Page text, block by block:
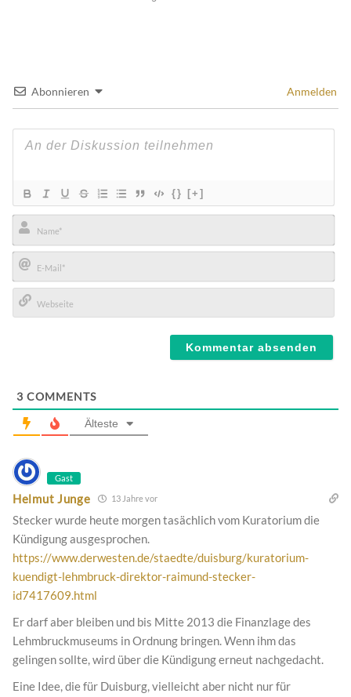
Abonnieren Anmelden
{} [+]
Name*
E-
Mail*
3 COMMENTS
Älteste
Gast
Helmut Junge 13 Jahre vor
Stecker wurde heute morgen tasächlich vom Kuratorium die
Kündigung ausgesprochen.
https://www.derwesten.de/staedte/duisburg/kuratorium-
kuendigt-lehmbruck-direktor-raimund-stecker-
id7417609.html
Er darf aber bleiben und bis Mitte 2013 die Finanzlage des
Lehmbruckmuseums in Ordnung bringen. Wenn ihm das
gelingen sollte, wird über die Kündigung erneut nachgedacht.
Eine Idee, die für Duisburg, vielleicht aber nicht nur für